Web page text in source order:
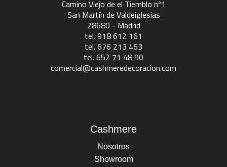
Camino Viejo de el Tiemblo nº1
San Martín de Valdeiglesias
28680 - Madrid
tel. 918 612 161
tel. 676 213 463
tel. 652 71 48 90
comercial@cashmeredecoracion.com
Cashmere
Nosotros
Showroom